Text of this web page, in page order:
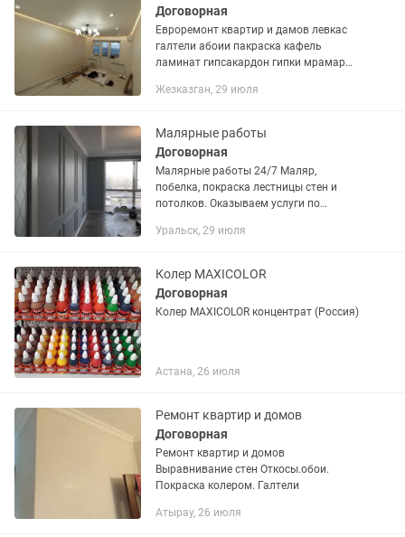
Договорная
Евроремонт квартир и дамов левкас
галтели абоии пакраска кафель
ламинат гипсакардон гипки мрамар
карта мира и.т.д делюкс тикурила
Жезказган, 29 июля
Малярные работы
Договорная
Малярные работы 24/7 Маляр,
побелка, покраска лестницы стен и
потолков. Оказываем услуги по
побелка, без воздушная покраска
качественно...
Уральск, 29 июля
Колер MAXICOLOR
Договорная
Колер MAXICOLOR концентрат (Россия)
Астана, 26 июля
Ремонт квартир и домов
Договорная
Ремонт квартир и домов
Выравнивание стен Откосы.обои.
Покраска колером. Галтели
Атырау, 26 июля